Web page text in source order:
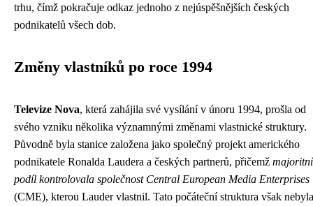
trhu, čímž pokračuje odkaz jednoho z nejúspěšnějších českých
podnikatelů všech dob.
Změny vlastníků po roce 1994
Televize Nova, která zahájila své vysílání v únoru 1994, prošla od
svého vzniku několika významnými změnami vlastnické struktury.
Původně byla stanice založena jako společný projekt amerického
podnikatele Ronalda Laudera a českých partnerů, přičemž majoritní
podíl kontrolovala společnost Central European Media Enterprises
(CME), kterou Lauder vlastnil. Tato počáteční struktura však nebyla